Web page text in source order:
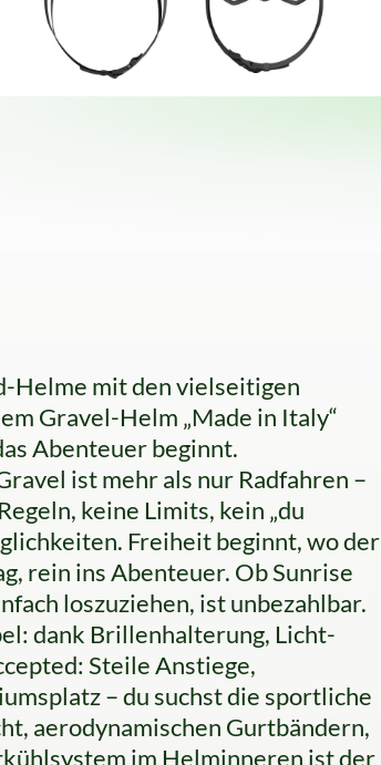
Helme mit den vielseitigen
Gravel-Helm „Made in Italy“
Abenteuer beginnt.
ist mehr als nur Radfahren –
keine Limits, kein „du
Freiheit beginnt, wo der
rein ins Abenteuer. Ob Sunrise
loszuziehen, ist unbezahlbar.
dank Brillenhalterung, Licht-
Steile Anstiege,
– du suchst die sportliche
aerodynamischen Gurtbändern,
im Helminneren ist der